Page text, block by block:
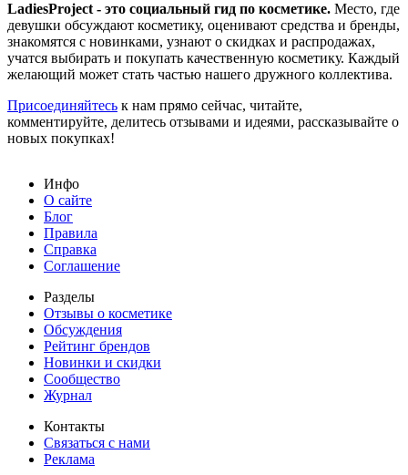
LadiesProject - это социальный гид по косметике. Место, где
девушки обсуждают косметику, оценивают средства и бренды,
знакомятся с новинками, узнают о скидках и распродажах,
учатся выбирать и покупать качественную косметику. Каждый
желающий может стать частью нашего дружного коллектива.
Присоединяйтесь к нам прямо сейчас, читайте,
комментируйте, делитесь отзывами и идеями, рассказывайте о
новых покупках!
Инфо
О сайте
Блог
Правила
Справка
Соглашение
Разделы
Отзывы о косметике
Обсуждения
Рейтинг брендов
Новинки и скидки
Сообщество
Журнал
Контакты
Связаться с нами
Реклама